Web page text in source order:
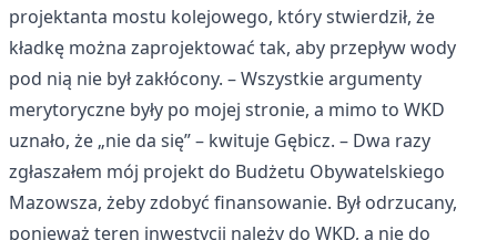
projektanta mostu kolejowego, który stwierdził, że
kładkę można zaprojektować tak, aby przepływ wody
pod nią nie był zakłócony. – Wszystkie argumenty
merytoryczne były po mojej stronie, a mimo to WKD
uznało, że „nie da się” – kwituje Gębicz. – Dwa razy
zgłaszałem mój projekt do Budżetu Obywatelskiego
Mazowsza, żeby zdobyć finansowanie. Był odrzucany,
ponieważ teren inwestycji należy do WKD, a nie do